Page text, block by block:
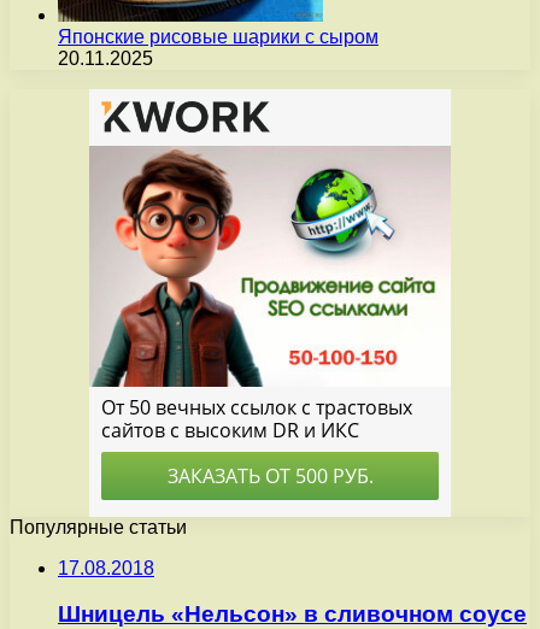
Японские рисовые шарики с сыром
20.11.2025
Популярные статьи
17.08.2018
Шницель «Нельсон» в сливочном соусе